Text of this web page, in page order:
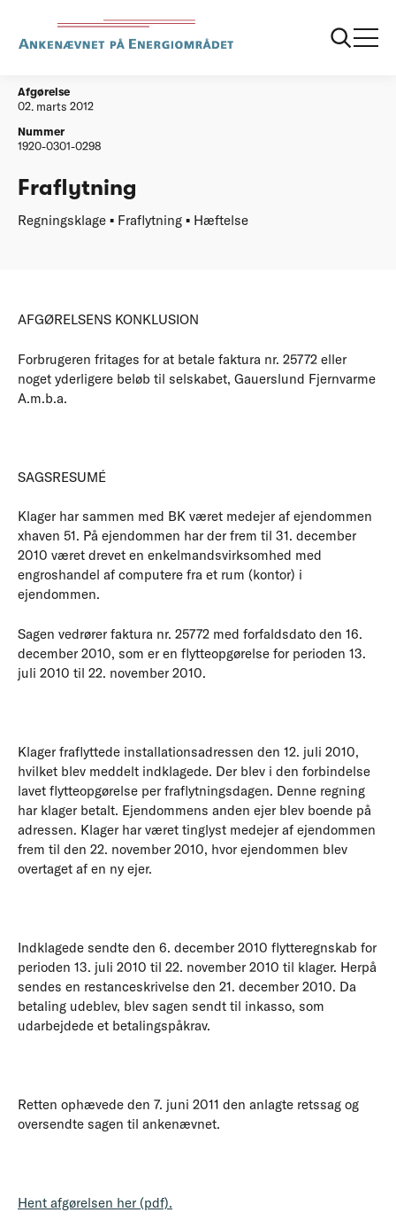
Afgørelser 20120302 Fraflytning
Afgørelse
02. marts 2012
Nummer
1920-0301-0298
Fraflytning
Regningsklage ▪ Fraflytning ▪ Hæftelse
AFGØRELSENS KONKLUSION
Forbrugeren fritages for at betale faktura nr. 25772 eller
noget yderligere beløb til selskabet, Gauerslund Fjernvarme
A.m.b.a.
SAGSRESUMÉ
Klager har sammen med BK været medejer af ejendommen
xhaven 51. På ejendommen har der frem til 31. december
2010 været drevet en enkelmandsvirksomhed med
engroshandel af computere fra et rum (kontor) i
ejendommen.
Sagen vedrører faktura nr. 25772 med forfaldsdato den 16.
december 2010, som er en flytteopgørelse for perioden 13.
juli 2010 til 22. november 2010.
Klager fraflyttede installationsadressen den 12. juli 2010,
hvilket blev meddelt indklagede. Der blev i den forbindelse
lavet flytteopgørelse per fraflytningsdagen. Denne regning
har klager betalt. Ejendommens anden ejer blev boende på
adressen. Klager har været tinglyst medejer af ejendommen
frem til den 22. november 2010, hvor ejendommen blev
overtaget af en ny ejer.
Indklagede sendte den 6. december 2010 flytteregnskab for
perioden 13. juli 2010 til 22. november 2010 til klager. Herpå
sendes en restanceskrivelse den 21. december 2010. Da
betaling udeblev, blev sagen sendt til inkasso, som
udarbejdede et betalingspåkrav.
Retten ophævede den 7. juni 2011 den anlagte retssag og
oversendte sagen til ankenævnet.
Hent afgørelsen her (pdf).